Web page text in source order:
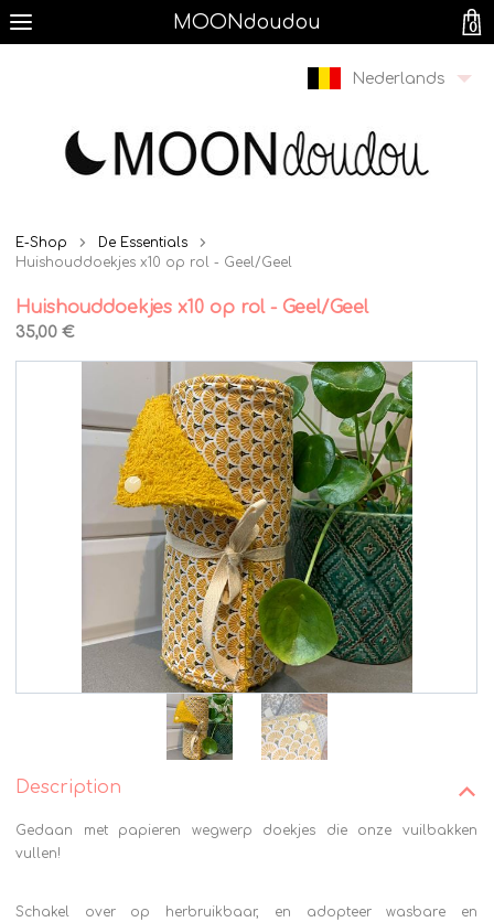
MOONdoudou
Nederlands
E-Shop
De Essentials
Huishouddoekjes x10 op rol - Geel/Geel
Huishouddoekjes x10 op rol - Geel/Geel
35,00 €
Description
Gedaan met papieren wegwerp doekjes die onze vuilbakken
vullen!
Schakel over op herbruikbaar, en adopteer wasbare en
0